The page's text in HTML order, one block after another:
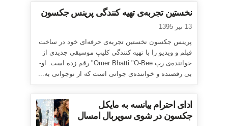
نخستین تجربه‌ی تهیه کنندگی پرینس جکسون
13 تیر 1395
پرینس جکسون نخستین تجربه‌ی حرفه‌ای خود در ساخت
فیلم و ویدیو را با تهیه کنندگی کلیپ موسیقی جدیدی از
خواننده‌ی رپ Omer Bhatti "O-Bee" رقم زده است. او-
بی رقصنده و خواننده‌ی جوانی است که از نوجوانی به...
ادای احترام بیانسه به مایکل
جکسون در شوی سوپربال امسال